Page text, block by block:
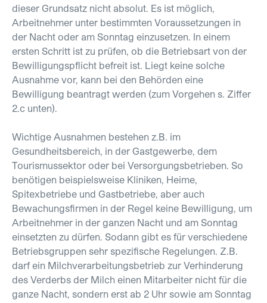
dieser Grundsatz nicht absolut. Es ist möglich,
Arbeitnehmer unter bestimmten Voraussetzungen in
der Nacht oder am Sonntag einzusetzen. In einem
ersten Schritt ist zu prüfen, ob die Betriebsart von der
Bewilligungspflicht befreit ist. Liegt keine solche
Ausnahme vor, kann bei den Behörden eine
Bewilligung beantragt werden (zum Vorgehen s. Ziffer
2.c unten).
Wichtige Ausnahmen bestehen z.B. im
Gesundheitsbereich, in der Gastgewerbe, dem
Tourismussektor oder bei Versorgungsbetrieben. So
benötigen beispielsweise Kliniken, Heime,
Spitexbetriebe und Gastbetriebe, aber auch
Bewachungsfirmen in der Regel keine Bewilligung, um
Arbeitnehmer in der ganzen Nacht und am Sonntag
einsetzten zu dürfen. Sodann gibt es für verschiedene
Betriebsgruppen sehr spezifische Regelungen. Z.B.
darf ein Milchverarbeitungsbetrieb zur Verhinderung
des Verderbs der Milch einen Mitarbeiter nicht für die
ganze Nacht, sondern erst ab 2 Uhr sowie am Sonntag